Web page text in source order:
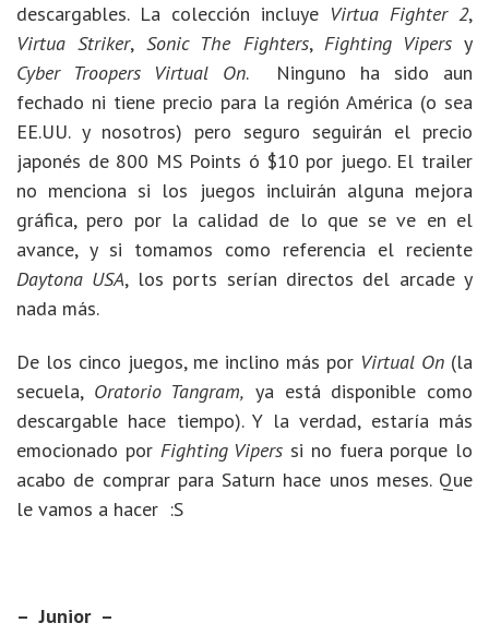
descargables. La colección incluye Virtua Fighter 2,
Virtua Striker, Sonic The Fighters, Fighting Vipersy
Cyber Troopers Virtual On. Ninguno ha sido aun
fechado ni tiene precio para la región América (o sea
EE.UU. y nosotros) pero seguro seguirán el precio
japonés de 800 MS Points ó $10 por juego. El trailer
no menciona si los juegos incluirán alguna mejora
gráfica, pero por la calidad de lo que se ve en el
avance, y si tomamos como referencia el reciente
Daytona USA, los ports serían directos del arcade y
nada más.
De los cinco juegos, me inclino más por Virtual On (la
secuela, Oratorio Tangram, ya está disponible como
descargable hace tiempo). Y la verdad, estaría más
emocionado por Fighting Vipers si no fuera porque lo
acabo de comprar para Saturn hace unos meses. Que
le vamos a hacer :S
– Junior –